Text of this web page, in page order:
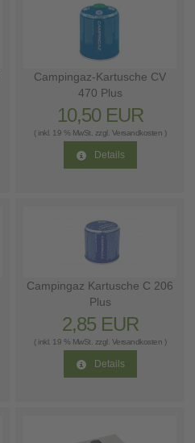
Campingaz-Kartusche CV
470 Plus
10,50 EUR
( inkl. 19 % MwSt. zzgl. Versandkosten )
Details
Campingaz Kartusche C 206
Plus
2,85 EUR
( inkl. 19 % MwSt. zzgl. Versandkosten )
Details